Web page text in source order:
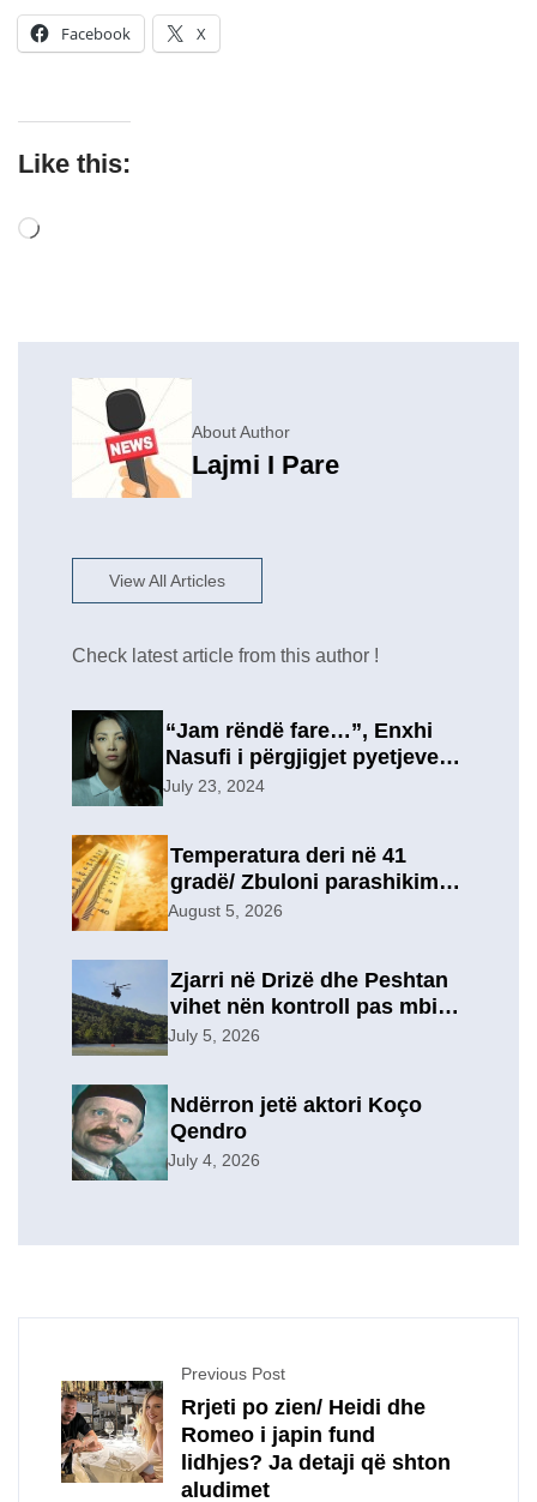
Facebook X
Like this:
About Author
Lajmi I Pare
View All Articles
Check latest article from this author !
“Jam rëndë fare…”, Enxhi
Nasufi i përgjigjet pyetjeve
për ish-in, pas përfundimit të
një lidhje të re?
July 23, 2024
Temperatura deri në 41
gradë/ Zbuloni parashikimin
e motit, për sot
August 5, 2026
Zjarri në Drizë dhe Peshtan
vihet nën kontroll pas mbi 9
orësh operacion, u
July 5, 2026
Ndërron jetë aktori Koço
Qendro
July 4, 2026
Previous Post
Rrjeti po zien/ Heidi dhe
Romeo i japin fund
lidhjes? Ja detaji që shton
aludimet